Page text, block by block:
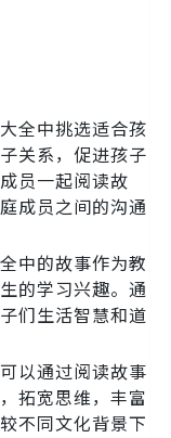
全中挑选适合孩
关系，促进孩子
员一起阅读故
成员之间的沟通
中的故事作为教
的学习兴趣。通
们生活智慧和道
以通过阅读故事
拓宽思维，丰富
不同文化背景下